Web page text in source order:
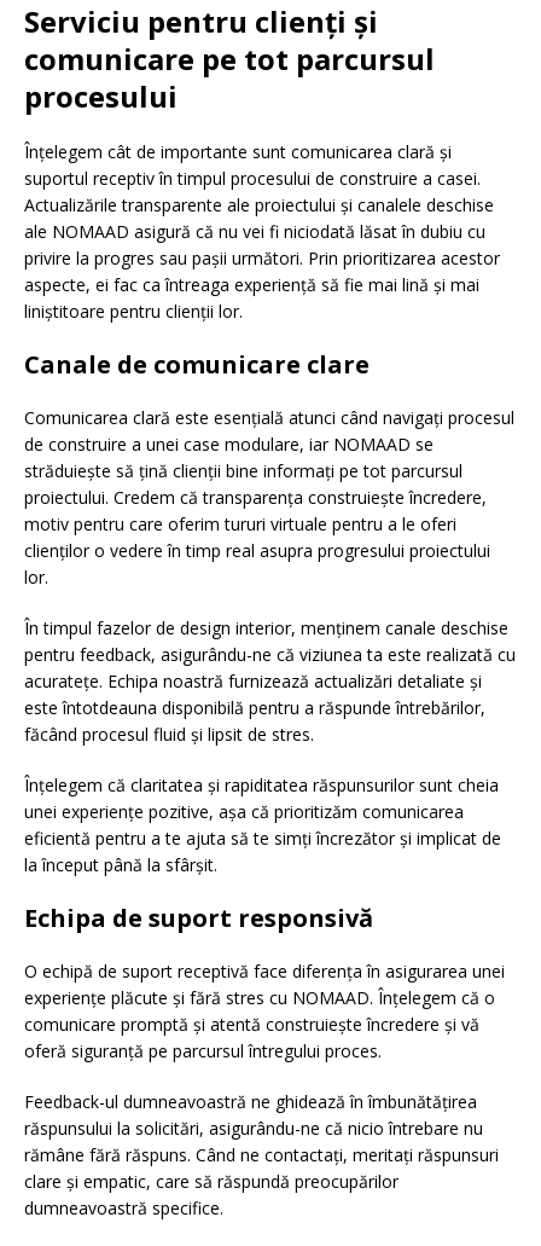
Serviciu pentru clienți și
comunicare pe tot parcursul
procesului
Înțelegem cât de importante sunt comunicarea clară și
suportul receptiv în timpul procesului de construire a casei.
Actualizările transparente ale proiectului și canalele deschise
ale NOMAAD asigură că nu vei fi niciodată lăsat în dubiu cu
privire la progres sau pașii următori. Prin prioritizarea acestor
aspecte, ei fac ca întreaga experiență să fie mai lină și mai
liniștitoare pentru clienții lor.
Canale de comunicare clare
Comunicarea clară este esențială atunci când navigați procesul
de construire a unei case modulare, iar NOMAAD se
străduiește să țină clienții bine informați pe tot parcursul
proiectului. Credem că transparența construiește încredere,
motiv pentru care oferim tururi virtuale pentru a le oferi
clienților o vedere în timp real asupra progresului proiectului
lor.
În timpul fazelor de design interior, menținem canale deschise
pentru feedback, asigurându-ne că viziunea ta este realizată cu
acuratețe. Echipa noastră furnizează actualizări detaliate și
este întotdeauna disponibilă pentru a răspunde întrebărilor,
făcând procesul fluid și lipsit de stres.
Înțelegem că claritatea și rapiditatea răspunsurilor sunt cheia
unei experiențe pozitive, așa că prioritizăm comunicarea
eficientă pentru a te ajuta să te simți încrezător și implicat de
la început până la sfârșit.
Echipa de suport responsivă
O echipă de suport receptivă face diferența în asigurarea unei
experiențe plăcute și fără stres cu NOMAAD. Înțelegem că o
comunicare promptă și atentă construiește încredere și vă
oferă siguranță pe parcursul întregului proces.
Feedback-ul dumneavoastră ne ghidează în îmbunătățirea
răspunsului la solicitări, asigurându-ne că nicio întrebare nu
rămâne fără răspuns. Când ne contactați, meritați răspunsuri
clare și empatic, care să răspundă preocupărilor
dumneavoastră specifice.